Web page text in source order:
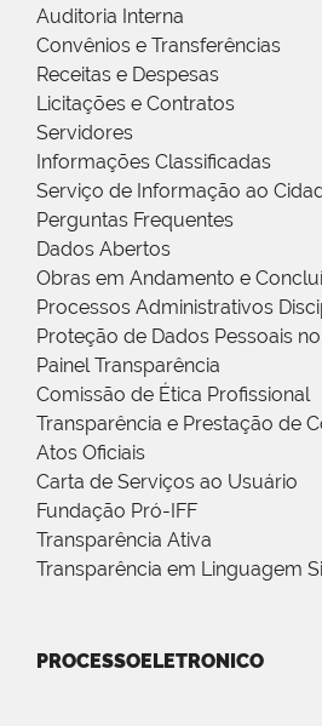
Auditoria Interna
Convênios e Transferências
Receitas e Despesas
Licitações e Contratos
Servidores
Informações Classificadas
Serviço de Informação ao
Perguntas Frequentes
Dados Abertos
Obras em Andamento e
Processos Administrativos
Proteção de Dados Pessoais
Painel Transparência
Comissão de Ética Profissional
Transparência e Prestação de
Atos Oficiais
Carta de Serviços ao Usuário
Fundação Pró-IFF
Transparência Ativa
Transparência em Linguagem
PROCESSOELETRONICO